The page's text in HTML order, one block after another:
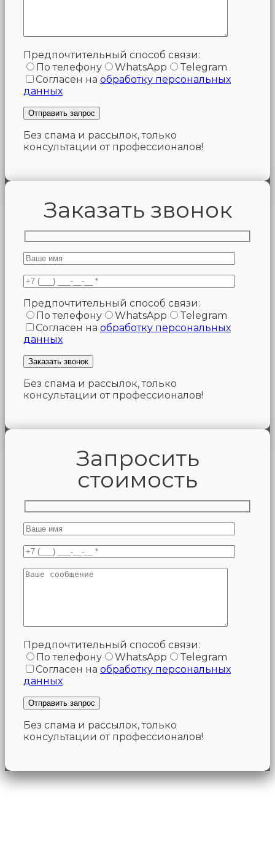
Предпочтительный способ связи:
По телефону
WhatsApp
Telegram
Согласен на обработку персональных
данных
Без спама и рассылок, только
консультации от профессионалов!
Заказать звонок
Предпочтительный способ связи:
По телефону
WhatsApp
Telegram
Согласен на обработку персональных
данных
Без спама и рассылок, только
консультации от профессионалов!
Запросить
стоимость
Предпочтительный способ связи:
По телефону
WhatsApp
Telegram
Согласен на обработку персональных
данных
Без спама и рассылок, только
консультации от профессионалов!